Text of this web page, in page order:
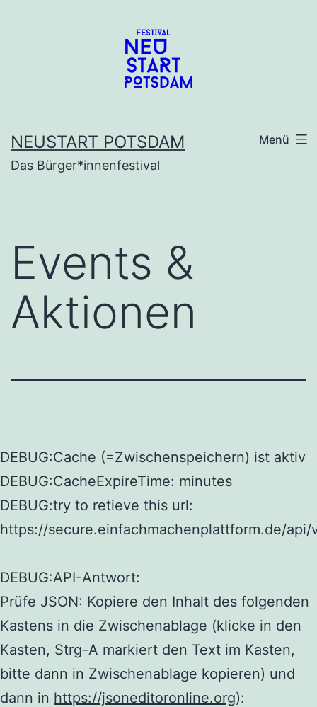
NEUSTART POTSDAM
Das Bürger*innenfestival
Menü
Events &
Aktionen
DEBUG:Cache (=Zwischenspeichern) ist aktiv
DEBUG:CacheExpireTime: minutes
DEBUG:try to retieve this url:
https://secure.einfachmachenplattform.de/api/
DEBUG:API-Antwort:
Prüfe JSON: Kopiere den Inhalt des folgenden
Kastens in die Zwischenablage (klicke in den
Kasten, Strg-A markiert den Text im Kasten,
bitte dann in Zwischenablage kopieren) und
dann in https://jsoneditoronline.org):